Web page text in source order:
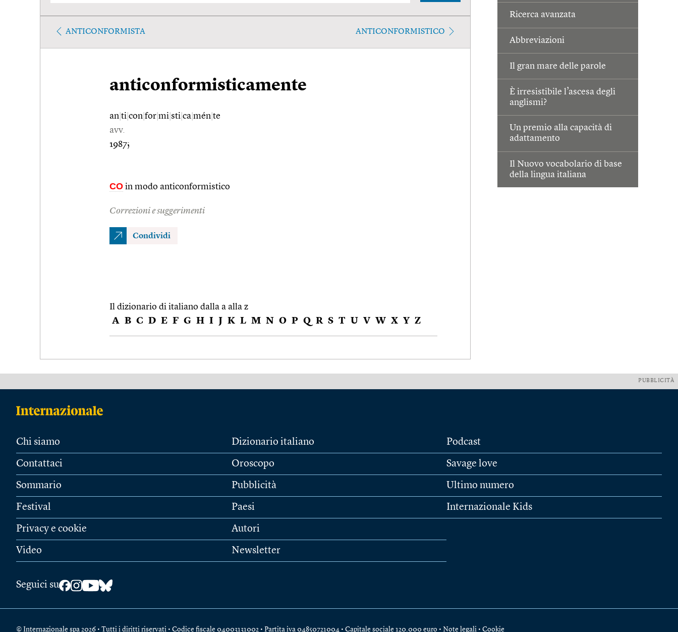
Ricerca avanzata
Abbreviazioni
Il gran mare delle parole
È irresistibile l’ascesa degli
anglismi?
Un premio alla capacità di
adattamento
Il Nuovo vocabolario di base
della lingua italiana
ANTICONFORMISTA ANTICONFORMISTICO
anticonformisticamente
an ti con for mi sti ca mén te
avv.
1987;
CO in modo anticonformistico
Correzioni e suggerimenti
Condividi
Il dizionario di italiano dalla a alla z
A B C D E F G H I J K L M N O P Q R S T U V W X Y Z
PUBBLICITÀ
Chi siamo
Contattaci
Sommario
Festival
Privacy e cookie
Video
Dizionario italiano
Oroscopo
Pubblicità
Paesi
Autori
Newsletter
Podcast
Savage love
Ultimo numero
Internazionale Kids
Seguici su
© Internazionale spa 2026 • Tutti i diritti riservati • Codice fiscale 04003131002 • Partita iva 04850721004 • Capitale sociale 120.000 euro • Note legali • Cookie